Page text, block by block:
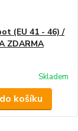
(EU 41 - 46) /
ZDARMA
Skladem
košíku